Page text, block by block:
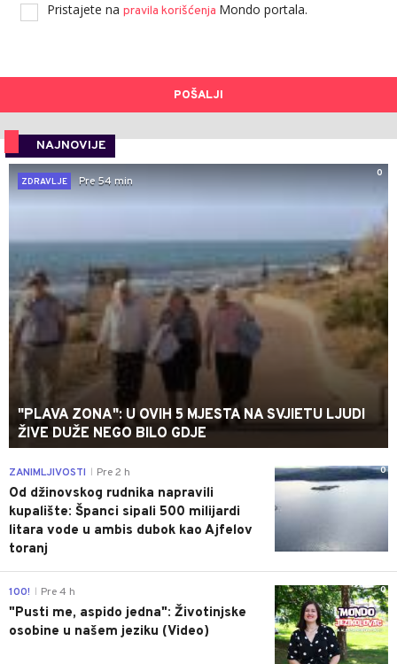
Pristajete na pravila korišćenja Mondo portala.
POŠALJI
NAJNOVIJE
0
ZDRAVLJE
Pre 54 min
"PLAVA ZONA": U OVIH 5 MJESTA NA SVJIETU LJUDI
ŽIVE DUŽE NEGO BILO GDJE
0
ZANIMLJIVOSTI Pre 2 h
Od džinovskog rudnika napravili
kupalište: Španci sipali 500 milijardi
litara vode u ambis dubok kao Ajfelov
toranj
0
100! Pre 4 h
"Pusti me, aspido jedna": Životinjske
osobine u našem jeziku (Video)